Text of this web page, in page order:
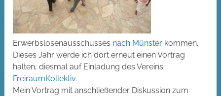
Erwerbslosenausschusses nach Münster kommen.
Dieses Jahr werde ich dort erneut einen Vortrag
halten, diesmal auf Einladung des Vereins
FreiraumKollektiv.
Mein Vortrag mit anschließender Diskussion zum